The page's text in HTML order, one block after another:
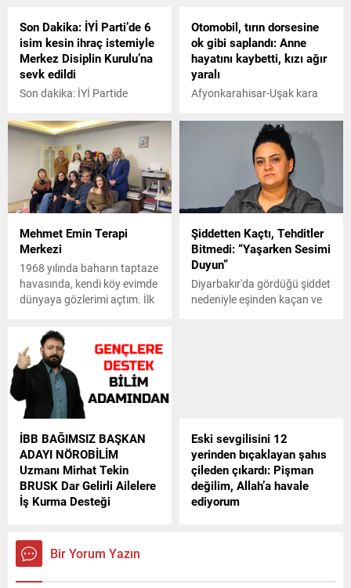
Son Dakika: İYİ Parti’de 6
isim kesin ihraç istemiyle
Merkez Disiplin Kurulu’na
sevk edildi
Son dakika: İYİ Partide
Gümüş, Tamer Kayaalp,
Musa Ertugan, Günay Kodaz
ve İsmet Koçak kesin ihraç
istemiyle Merkez Disiplin
Kuruluna sevk edildi.
Otomobil, tırın dorsesine
ok gibi saplandı: Anne
hayatını kaybetti, kızı ağır
yaralı
Afyonkarahisar-Uşak kara
önünde seyir halinde olan
tırın dorsesine arkadan
çarptı. Kazada sürücü
Hafize Yılmaz hayatını
kaybederken, 8 yaşındaki kızı
ise yaralandı. Olayla ilgili
başlatılan soruşturmada tır
sürücüsü gözaltına alındı.
Mehmet Emin Terapi
Merkezi
1968 yılında baharın taptaze
havasında, kendi köy evimde
dünyaya gözlerimi açtım. İlk
Yatılı İlköğretim Bölge Okulu
oldu ve bu süreç, 8 yıl süren
eğitimimle devam etti. İlk ve
ortaokulu tamamladıktan
sonra, Diyarbakır Çevre
Sağlığı Meslek Lisesi’nde
oldum. 1987 yılında, Devlet
Parasız Yatılı...
Şiddetten Kaçtı, Tehditler
Bitmedi: “Yaşarken Sesimi
Duyun”
Diyarbakır'da gördüğü şiddet
nedeniyle eşinden kaçan ve
sonuç yok dedi.
İBB BAĞIMSIZ BAŞKAN
ADAYI NÖROBİLİM
Uzmanı Mirhat Tekin
BRUSK Dar Gelirli Ailelere
İş Kurma Desteği
yönelik iş kurma desteği
sunmanın şehirdeki sosyal
ve ekonomik dinamiklere
Eski sevgilisini 12
yerinden bıçaklayan şahıs
çileden çıkardı: Pişman
değilim, Allah’a havale
ediyorum
Fatih D., cezaevine
Bir Yorum Yazın